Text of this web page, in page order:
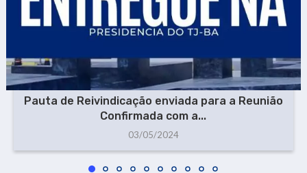
Pauta de Reivindicação enviada para a Reunião
Confirmada com a...
03/05/2024